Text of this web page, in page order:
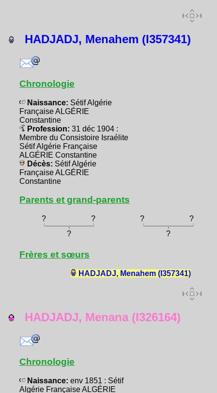
HADJADJ, Menahem (I357341)
Chronologie
Naissance: Sétif Algérie
Française ALGÉRIE
Constantine
Profession: 31 déc 1904 :
Membre du Consistoire Israélite
Sétif Algérie Française
ALGÉRIE Constantine
Décès: Sétif Algérie
Française ALGÉRIE
Constantine
Parents et grand-parents
? ? ?
?
?
?
Frères et sœurs
HADJADJ, Menahem (I357341)
HADJADJ, Menana (I326164)
Chronologie
Naissance: env 1851 : Sétif
Algérie Française ALGÉRIE